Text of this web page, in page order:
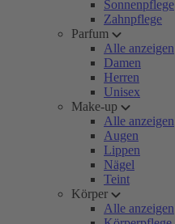
Sonnenpflege
Zahnpflege
Parfum
Alle anzeigen
Damen
Herren
Unisex
Make-up
Alle anzeigen
Augen
Lippen
Nägel
Teint
Körper
Alle anzeigen